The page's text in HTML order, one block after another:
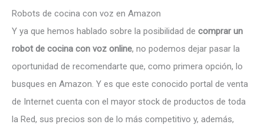
Robots de cocina con voz en Amazon
Y ya que hemos hablado sobre la posibilidad de comprar un
robot de cocina con voz online, no podemos dejar pasar la
oportunidad de recomendarte que, como primera opción, lo
busques en Amazon. Y es que este conocido portal de venta
de Internet cuenta con el mayor stock de productos de toda
la Red, sus precios son de lo más competitivo y, además,